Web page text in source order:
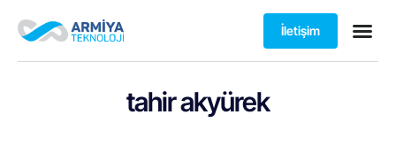
İletişim
tahir akyürek